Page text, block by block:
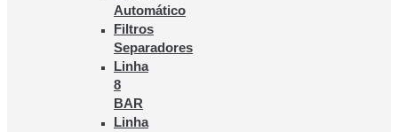
Automático
Filtros
Separadores
Linha
8
BAR
Linha